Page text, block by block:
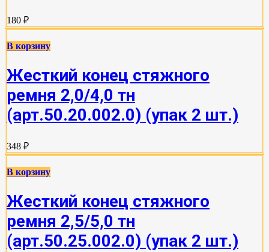
180 ₽
В корзину
Жесткий конец стяжного
ремня 2,0/4,0 тн
(арт.50.20.002.0) (упак 2 шт.)
348 ₽
В корзину
Жесткий конец стяжного
ремня 2,5/5,0 тн
(арт.50.25.002.0) (упак 2 шт.)